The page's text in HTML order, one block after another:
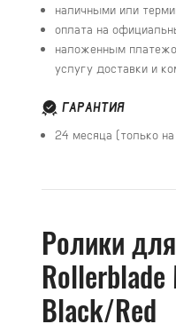
наличными или
оплата на
наложенным
услугу доставки и
ГАРАНТИЯ
24 месяца (только на
Ролики
Rollerblade
Black/Red